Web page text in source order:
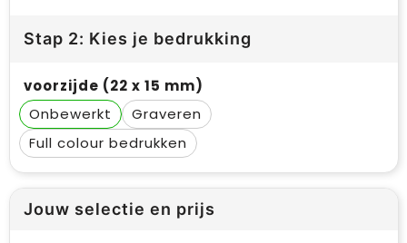
Stap 2: Kies je bedrukking
voorzijde (22 x 15 mm)
Onbewerkt
Graveren
Full colour
Jouw selectie en prijs